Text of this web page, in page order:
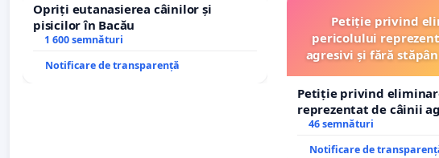
Opriți eutanasierea câinilor și
pisicilor în Bacău
1 600 semnături
Notificare de transparență
Petiție privind
pericolului
agresivi și fără
Petiție privind
reprezentat de câinii
stăpân din comuna
46 semnături
Notificare de